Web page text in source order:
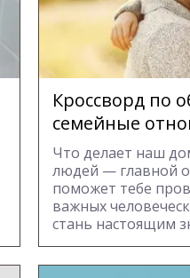
Кроссворд по
семейные
Что делает наш
людей — главной
поможет тебе
важных
стань настоящим